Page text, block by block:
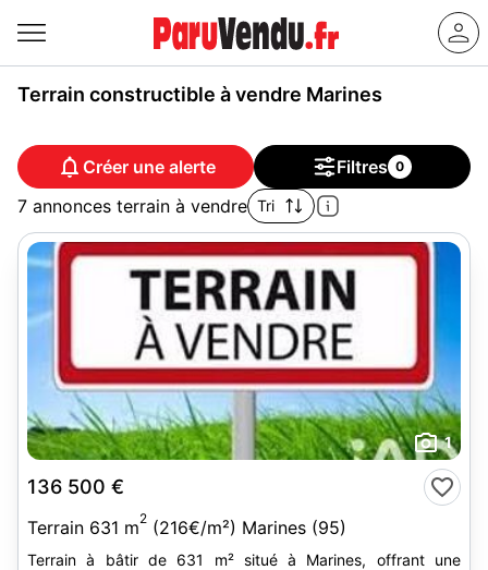
Terrain constructible à vendre Marines
Créer une alerte Filtres 0
7 annonces terrain à vendre Tri
1
136 500 €
Terrain 631 m2 (216€/m²) Marines (95)
Terrain à bâtir de 631 m² situé à Marines, offrant une